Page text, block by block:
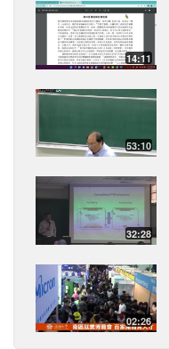
14:11
53:10
32:28
02:26